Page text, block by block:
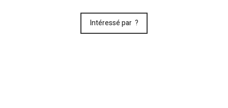
Intéressé par ?